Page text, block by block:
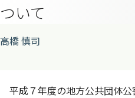
ついて
高橋 慎司
平成７年度の地方公共団体